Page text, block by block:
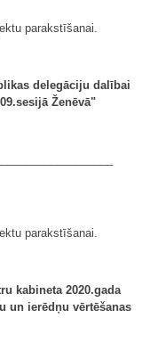
parakstīšanai.
delegāciju dalībai
Ženēvā"
parakstīšanai.
kabineta 2020.gada
un ierēdņu vērtēšanas